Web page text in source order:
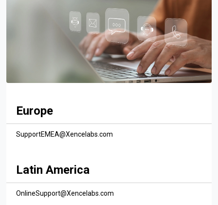
Europe
SupportEMEA@Xencelabs.com
Latin America
OnlineSupport@Xencelabs.com